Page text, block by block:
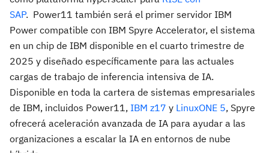
SAP. Power11 también será el primer servidor IBM
Power compatible con IBM Spyre Accelerator, el sistema
en un chip de IBM disponible en el cuarto trimestre de
2025 y diseñado específicamente para las actuales
cargas de trabajo de inferencia intensiva de IA.
Disponible en toda la cartera de sistemas empresariales
de IBM, incluidos Power11, IBM z17 y LinuxONE 5, Spyre
ofrecerá aceleración avanzada de IA para ayudar a las
organizaciones a escalar la IA en entornos de nube